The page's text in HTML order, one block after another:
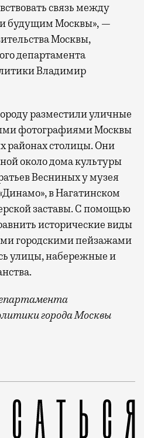
связь между
будущим Москвы», —
Москвы,
департамента
Владимир
разместили уличные
фотографиями Москвы
районах столицы. Они
около дома культуры
Весниных у музея
в Нагатинском
заставы. С помощью
исторические виды
городскими пейзажами
улицы, набережные и
города Москвы
праздник День